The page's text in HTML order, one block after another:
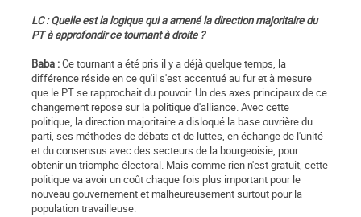
LC : Quelle est la logique qui a amené la direction majoritaire du
PT à approfondir ce tournant à droite ?
Baba :Ce tournant a été pris il y a déjà quelque temps, la
différence réside en ce qu'il s'est accentué au fur et à mesure
que le PT se rapprochait du pouvoir. Un des axes principaux de ce
changement repose sur la politique d'alliance. Avec cette
politique, la direction majoritaire a disloqué la base ouvrière du
parti, ses méthodes de débats et de luttes, en échange de l'unité
et du consensus avec des secteurs de la bourgeoisie, pour
obtenir un triomphe électoral. Mais comme rien n'est gratuit, cette
politique va avoir un coût chaque fois plus important pour le
nouveau gouvernement et malheureusement surtout pour la
population travailleuse.